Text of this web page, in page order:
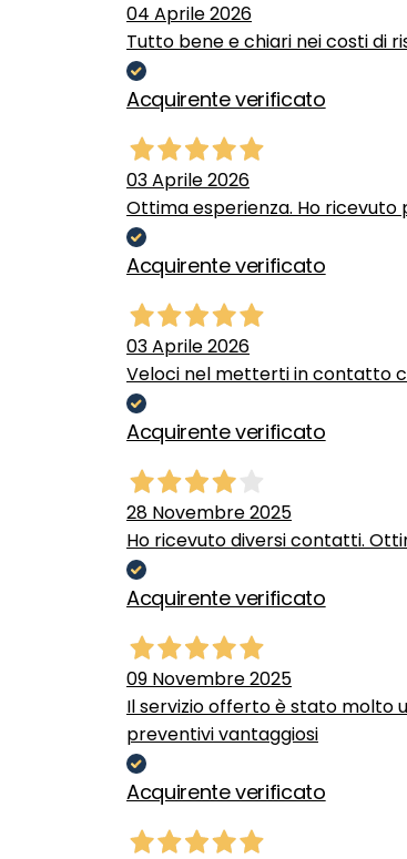
04 Aprile 2026
Tutto bene e chiari nei costi di
Acquirente verificato
03 Aprile 2026
Ottima esperienza. Ho
Acquirente verificato
03 Aprile 2026
Veloci nel metterti in contatto
Acquirente verificato
28 Novembre 2025
Ho ricevuto diversi contatti.
Acquirente verificato
09 Novembre 2025
Il servizio offerto è stato molto
preventivi vantaggiosi
Acquirente verificato